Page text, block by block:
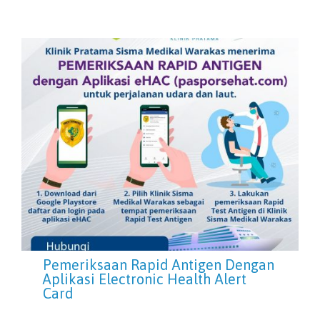
Pemeriksaan Rapid Antigen Dengan
Aplikasi Electronic Health Alert
Card